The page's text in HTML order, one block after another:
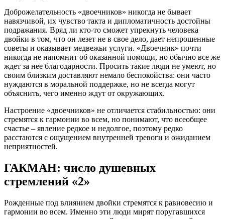
Доброжелательность «двоечников» никогда не бывает
навязчивой, их чувство такта и дипломатичность достойны
подражания. Вряд ли кто-то сможет упрекнуть человека
двойки в том, что он лезет не в свое дело, дает непрошенные
советы и оказывает медвежьи услуги. «Двоечник» почти
никогда не напомнит об оказанной помощи, но обычно все же
ждет за нее благодарности. Просить такие люди не умеют, но
своим близким доставляют немало беспокойства: они часто
нуждаются в моральной поддержке, но не всегда могут
объяснить, чего именно ждут от окружающих.
Настроение «двоечников» не отличается стабильностью: они
стремятся к гармонии во всем, но понимают, что всеобщее
счастье – явление редкое и недолгое, поэтому редко
расстаются с ощущением внутренней тревоги и ожиданием
неприятностей.
ГАКМАН: число душевных
стремлений «2»
Рожденные под влиянием двойки стремятся к равновесию и
гармонии во всем. Именно эти люди мирят поругавшихся